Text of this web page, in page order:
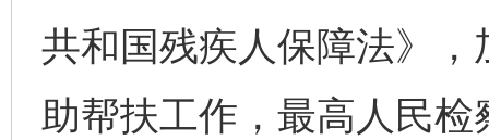
共和国残疾人保障法》
助帮扶工作，最高人民